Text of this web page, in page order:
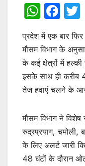
W
h
at
s
A
p
F
c
e
b
o
k
प्रदेश में एक बार
मौसम विभाग के
के कई क्षेत्रों में हल्की
इसके साथ ही करीब
तेज हवाएं चलने के
मौसम विभाग ने विशेष
रुद्रप्रयाग, चमोली,
के लिए अलर्ट जारी
48 घंटों के दौरान